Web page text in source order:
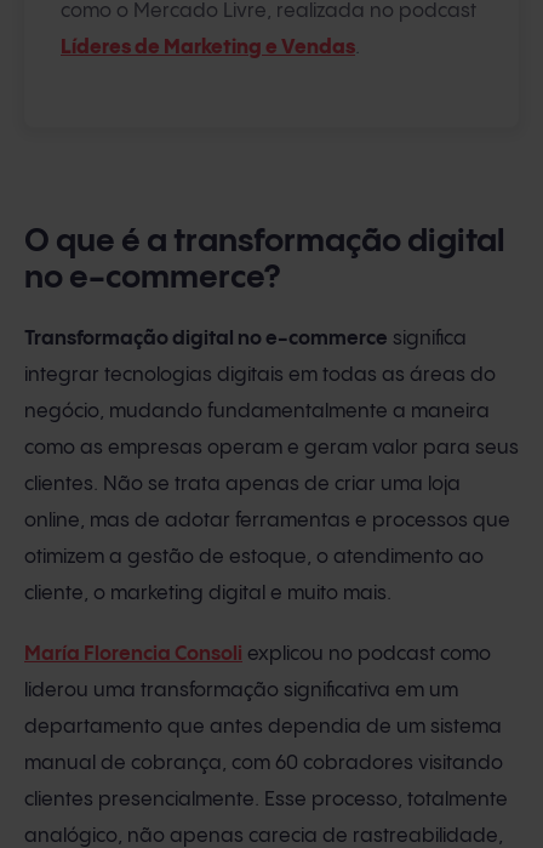
como o Mercado Livre, realizada no podcast
Líderes de Marketing e Vendas.
O que é a transformação digital
no e-commerce?
Transformação digital no e-commerce significa
integrar tecnologias digitais em todas as áreas do
negócio, mudando fundamentalmente a maneira
como as empresas operam e geram valor para seus
clientes. Não se trata apenas de criar uma loja
online, mas de adotar ferramentas e processos que
otimizem a gestão de estoque, o atendimento ao
cliente, o marketing digital e muito mais.
María Florencia Consoli explicou no podcast como
liderou uma transformação significativa em um
departamento que antes dependia de um sistema
manual de cobrança, com 60 cobradores visitando
clientes presencialmente. Esse processo, totalmente
analógico, não apenas carecia de rastreabilidade,